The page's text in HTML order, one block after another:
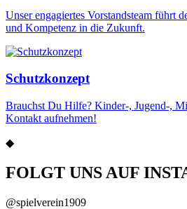
Unser engagiertes Vorstandsteam führt
und Kompetenz in die Zukunft.
Schutzkonzept
Brauchst Du Hilfe? Kinder-, Jugend-,
Kontakt aufnehmen!
◆
FOLGT UNS AUF
@spielverein1909